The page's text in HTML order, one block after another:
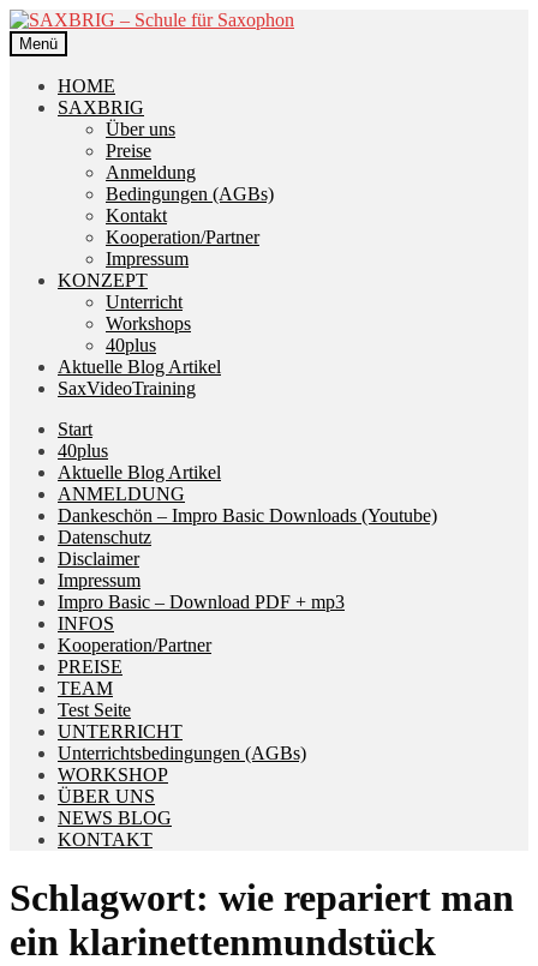
Zur
Navigation
springen
Zum
Inhalt
springen
Menü
HOME
SAXBRIG
Über uns
Preise
Anmeldung
Bedingungen (AGBs)
Kontakt
Kooperation/Partner
Impressum
KONZEPT
Unterricht
Workshops
40plus
Aktuelle Blog Artikel
SaxVideoTraining
Start
40plus
Aktuelle Blog Artikel
ANMELDUNG
Dankeschön – Impro Basic Downloads (Youtube)
Datenschutz
Disclaimer
Impressum
Impro Basic – Download PDF + mp3
INFOS
Kooperation/Partner
PREISE
TEAM
Test Seite
UNTERRICHT
Unterrichtsbedingungen (AGBs)
WORKSHOP
ÜBER UNS
NEWS BLOG
KONTAKT
Schlagwort: wie repariert man
ein klarinettenmundstück